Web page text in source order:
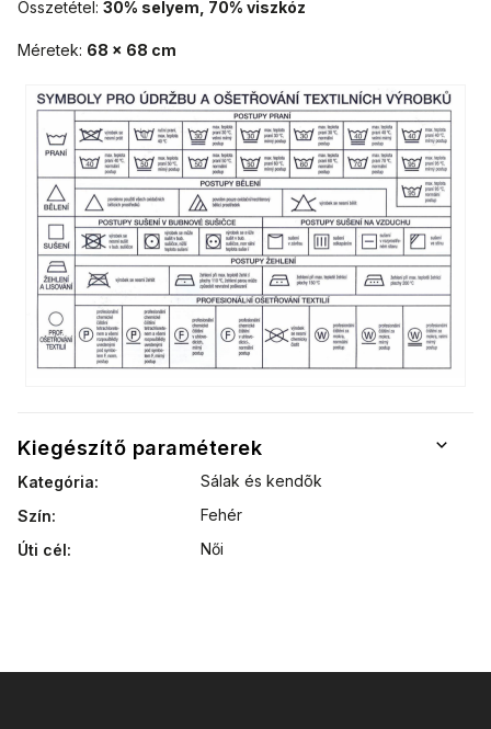
Összetétel: 30% selyem, 70% viszkóz
Méretek: 68 x 68 cm
Kiegészítő paraméterek
Kategória:
Sálak és kendõk
Szín:
Fehér
Úti cél: Női